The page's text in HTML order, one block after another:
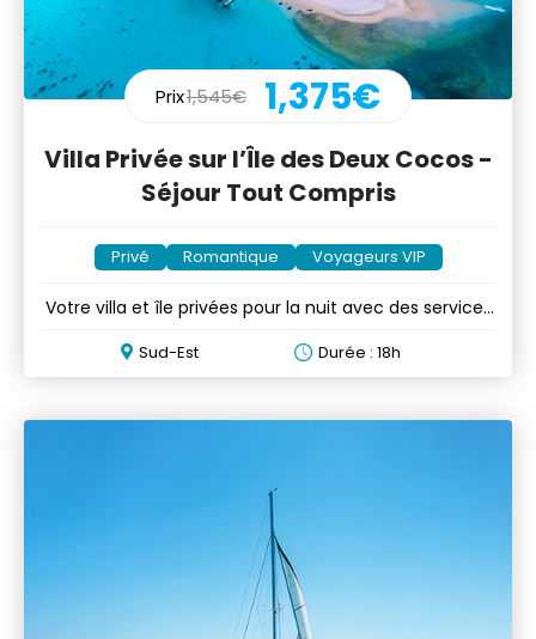
Prix1,545€ 1,375€
Villa Privée sur l’Île des Deux Cocos -
Séjour Tout Compris
Privé Romantique Voyageurs VIP
Votre villa et île privées pour la nuit avec des services
Sud-Est Durée : 18h